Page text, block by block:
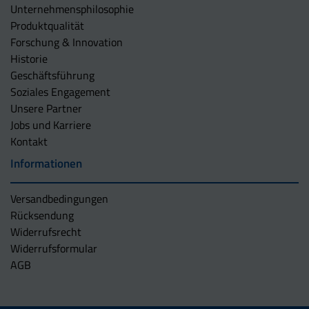
Unternehmens­philosophie
Produktqualität
Forschung & Innovation
Historie
Geschäftsführung
Soziales Engagement
Unsere Partner
Jobs und Karriere
Kontakt
Informationen
Versandbedingungen
Rücksendung
Widerrufsrecht
Widerrufsformular
AGB